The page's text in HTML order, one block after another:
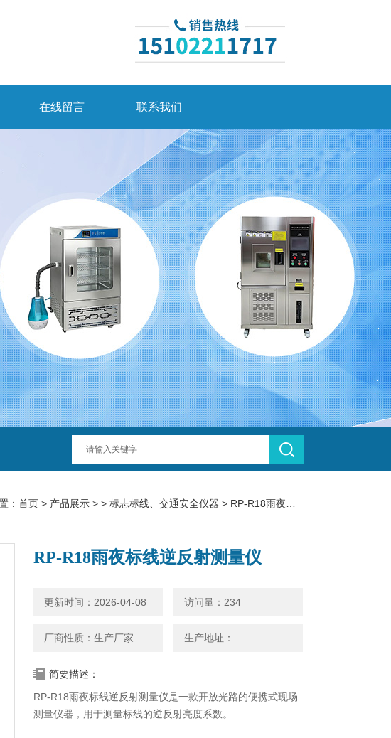
在线留言 联系我们
： 首页 > 产品展示 > > 标志标线、交通安全仪器 > RP-R18雨夜标线逆反射测量仪
RP-R18雨夜标线逆反射测量仪
更新时间：2026-04-08 访问量：234
厂商性质：生产厂家 生产地址：
简要描述：
RP-R18雨夜标线逆反射测量仪是一款开放光路的便携式现场
测量仪器，用于测量标线的逆反射亮度系数。